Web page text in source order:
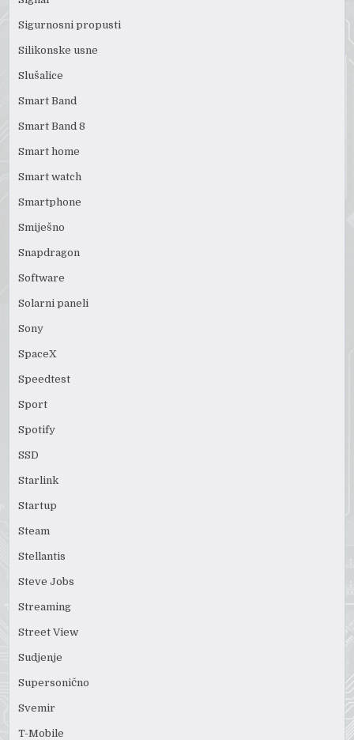
Sigurnosni propusti
Silikonske usne
Slušalice
Smart Band
Smart Band 8
Smart home
Smart watch
Smartphone
Smiješno
Snapdragon
Software
Solarni paneli
Sony
SpaceX
Speedtest
Sport
Spotify
SSD
Starlink
Startup
Steam
Stellantis
Steve Jobs
Streaming
Street View
Sudjenje
Supersonično
Svemir
T-Mobile